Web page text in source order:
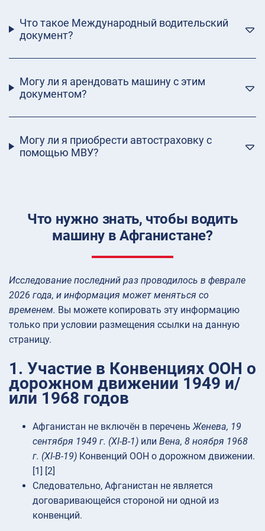
Что такое Международный водительский
документ?
Могу ли я арендовать машину с этим
документом?
Могу ли я приобрести автостраховку с
помощью МВУ?
Что нужно знать, чтобы водить
машину в Афганистане?
Исследование последний раз проводилось в феврале
2026 года, и информация может меняться со
временем. Вы можете копировать эту информацию
только при условии размещения ссылки на данную
страницу.
1. Участие в Конвенциях ООН о
дорожном движении 1949 и/
или 1968 годов
Афганистан не включён в переченьЖенева, 19
сентября 1949 г. (XI-B-1) или Вена, 8 ноября 1968
г. (XI-B-19) Конвенций ООН о дорожном движении.
[1] [2]
Следовательно, Афганистан не является
договаривающейся стороной ни одной из
конвенций.